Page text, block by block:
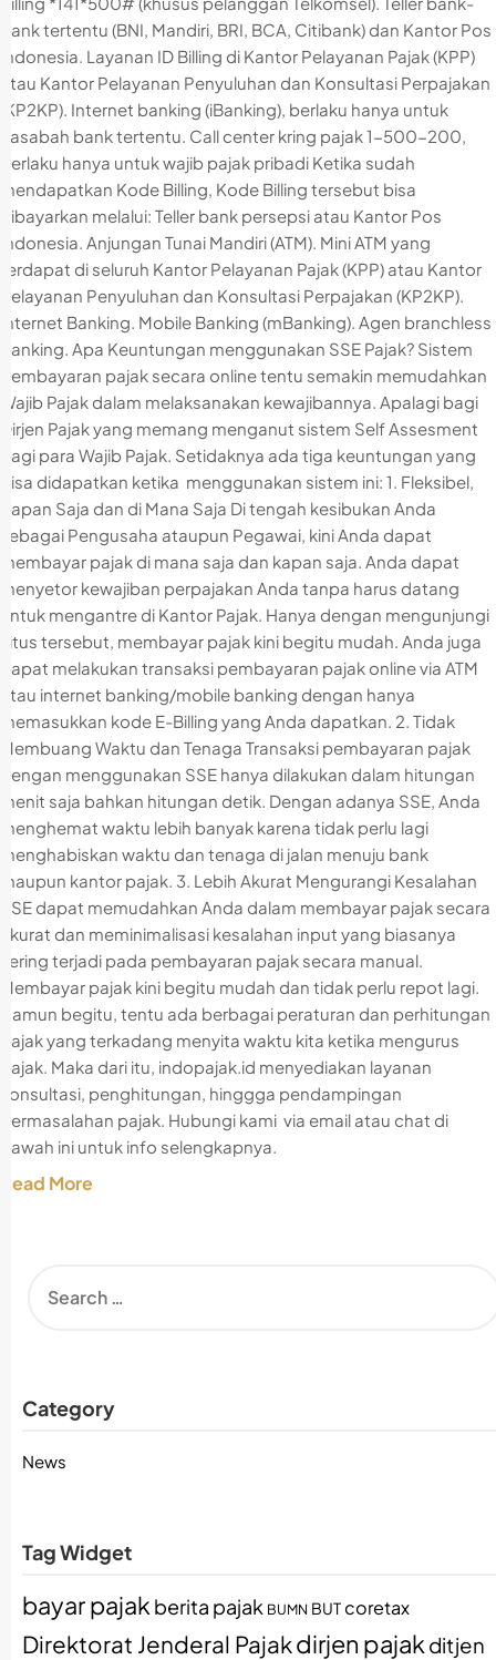
bank tertentu (BNI, Mandiri, BRI, BCA, Citibank) dan Kantor Pos
Indonesia. Layanan ID Billing di Kantor Pelayanan Pajak (KPP)
atau Kantor Pelayanan Penyuluhan dan Konsultasi Perpajakan
(KP2KP). Internet banking (iBanking), berlaku hanya untuk
nasabah bank tertentu. Call center kring pajak 1-500-200,
berlaku hanya untuk wajib pajak pribadi Ketika sudah
mendapatkan Kode Billing, Kode Billing tersebut bisa
dibayarkan melalui: Teller bank persepsi atau Kantor Pos
Indonesia. Anjungan Tunai Mandiri (ATM). Mini ATM yang
terdapat di seluruh Kantor Pelayanan Pajak (KPP) atau Kantor
Pelayanan Penyuluhan dan Konsultasi Perpajakan (KP2KP).
Internet Banking. Mobile Banking (mBanking). Agen branchless
banking. Apa Keuntungan menggunakan SSE Pajak? Sistem
pembayaran pajak secara online tentu semakin memudahkan
Wajib Pajak dalam melaksanakan kewajibannya. Apalagi bagi
Dirjen Pajak yang memang menganut sistem Self Assesment
bagi para Wajib Pajak. Setidaknya ada tiga keuntungan yang
bisa didapatkan ketika menggunakan sistem ini: 1. Fleksibel,
Kapan Saja dan di Mana Saja Di tengah kesibukan Anda
sebagai Pengusaha ataupun Pegawai, kini Anda dapat
membayar pajak di mana saja dan kapan saja. Anda dapat
menyetor kewajiban perpajakan Anda tanpa harus datang
untuk mengantre di Kantor Pajak. Hanya dengan mengunjungi
situs tersebut, membayar pajak kini begitu mudah. Anda juga
dapat melakukan transaksi pembayaran pajak online via ATM
atau internet banking/mobile banking dengan hanya
memasukkan kode E-Billing yang Anda dapatkan. 2. Tidak
Membuang Waktu dan Tenaga Transaksi pembayaran pajak
dengan menggunakan SSE hanya dilakukan dalam hitungan
menit saja bahkan hitungan detik. Dengan adanya SSE, Anda
menghemat waktu lebih banyak karena tidak perlu lagi
menghabiskan waktu dan tenaga di jalan menuju bank
maupun kantor pajak. 3. Lebih Akurat Mengurangi Kesalahan
SSE dapat memudahkan Anda dalam membayar pajak secara
akurat dan meminimalisasi kesalahan input yang biasanya
sering terjadi pada pembayaran pajak secara manual.
Membayar pajak kini begitu mudah dan tidak perlu repot lagi.
Namun begitu, tentu ada berbagai peraturan dan perhitungan
pajak yang terkadang menyita waktu kita ketika mengurus
pajak. Maka dari itu, indopajak.id menyediakan layanan
konsultasi, penghitungan, hinggga pendampingan
permasalahan pajak. Hubungi kami via email atau chat di
bawah ini untuk info selengkapnya.
Read More
Category
News
Tag Widget
bayar pajak berita pajak BUMN BUT coretax
Direktorat Jenderal Pajakdirjen pajak ditjen